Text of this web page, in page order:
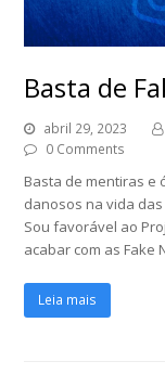
Basta de
abril 29, 2023
0 Comments
Basta de mentiras e
danosos na vida
Sou favorável ao
acabar com as Fake
Leia mais